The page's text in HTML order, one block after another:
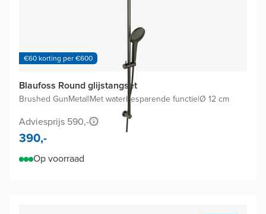
€60 korting per €600
Blaufoss Round glijstangset
Brushed GunMetal|Met waterbesparende functie|Ø 12 cm
Adviesprijs 590,-
390,-
Op voorraad